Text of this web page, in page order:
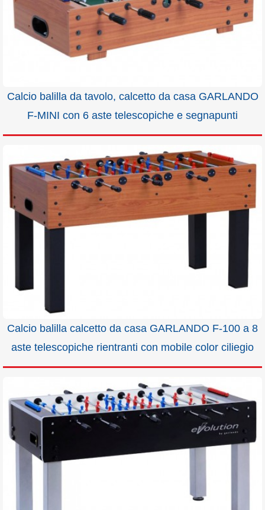
Calcio balilla da tavolo, calcetto da casa GARLANDO
F-MINI con 6 aste telescopiche e segnapunti
Calcio balilla calcetto da casa GARLANDO F-100 a 8
aste telescopiche rientranti con mobile color ciliegio